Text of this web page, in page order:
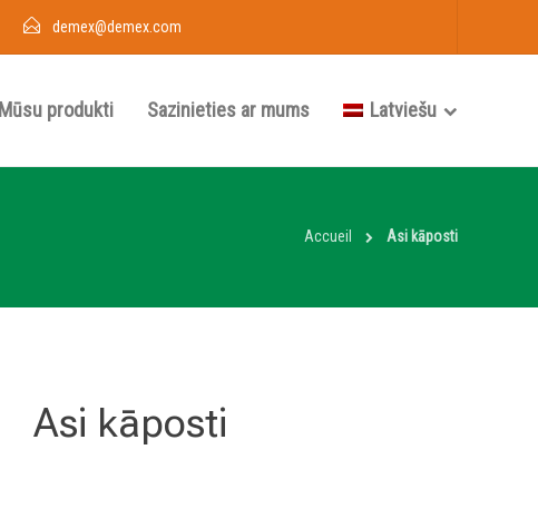
demex@demex.com
Mūsu produkti Sazinieties ar mums Latviešu
Accueil Asi kāposti
Asi kāposti